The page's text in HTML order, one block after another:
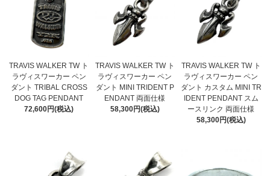
TRAVIS WALKER TW ト
ラヴィスワーカー ペン
ダント TRIBAL CROSS
DOG TAG PENDANT
72,600円(税込)
TRAVIS WALKER TW ト
ラヴィスワーカー ペン
ダント MINI TRIDENT P
ENDANT 両面仕様
58,300円(税込)
TRAVIS WALKER TW ト
ラヴィスワーカー ペン
ダント カスタム MINI TR
IDENT PENDANT スム
ースリンク 両面仕様
58,300円(税込)